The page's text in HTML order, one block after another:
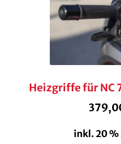
Heizgriffe für NC
inkl. 20 %